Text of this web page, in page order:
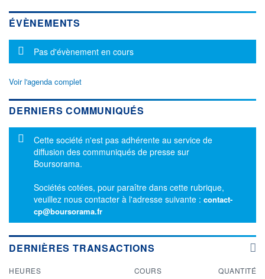
ÉVÈNEMENTS
Message d'information
Pas d'évènement en cours
Voir l'agenda complet
DERNIERS COMMUNIQUÉS
Message d'information
Cette société n'est pas adhérente au service de
diffusion des communiqués de presse sur
Boursorama.
Sociétés cotées, pour paraître dans cette rubrique,
veuillez nous contacter à l'adresse suivante : contact-
cp@boursorama.fr
DERNIÈRES TRANSACTIONS
HEURES COURS QUANTITÉ